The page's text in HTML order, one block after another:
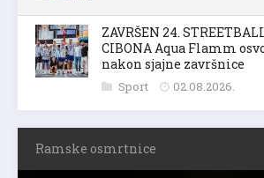
ZAVRŠEN 24.
CIBONA Aqua Flamm
nakon sjajne završnice
Sport 02.08.2026.
Ramske osmrtnice